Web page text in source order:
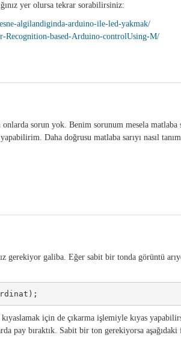
yer olursa tekrar sorabilirsiniz:
algilandiginda-arduino-ile-led-yakmak/
Recognition-based-Arduino-controlUsing-M/
sorun yok. Benim sorunum mesela matlaba
Daha doğrusu matlaba sarıyı nasıl
gerekiyor galiba. Eğer sabit bir tonda görüntü
için de çıkarma işlemiyle kıyas
pay bıraktık. Sabit bir ton gerekiyorsa aşağıdaki